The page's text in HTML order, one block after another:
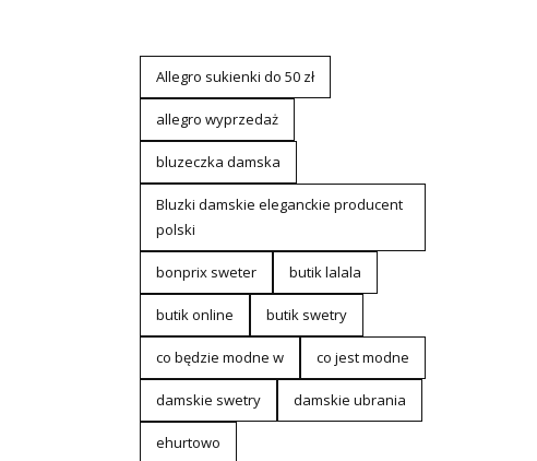
Allegro sukienki do 50 zł
allegro wyprzedaż
bluzeczka damska
Bluzki damskie eleganckie producent
polski
bonprix sweter butik lalala
butik online butik swetry
co będzie modne w co jest modne
damskie swetry damskie ubrania
ehurtowo